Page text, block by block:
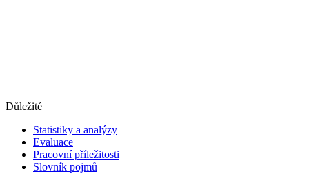
Důležité
Statistiky a analýzy
Evaluace
Pracovní příležitosti
Slovník pojmů